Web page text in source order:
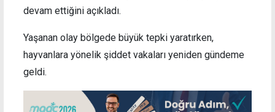
devam ettiğini açıkladı.
Yaşanan olay bölgede büyük tepki yaratırken,
hayvanlara yönelik şiddet vakaları yeniden gündeme
geldi.